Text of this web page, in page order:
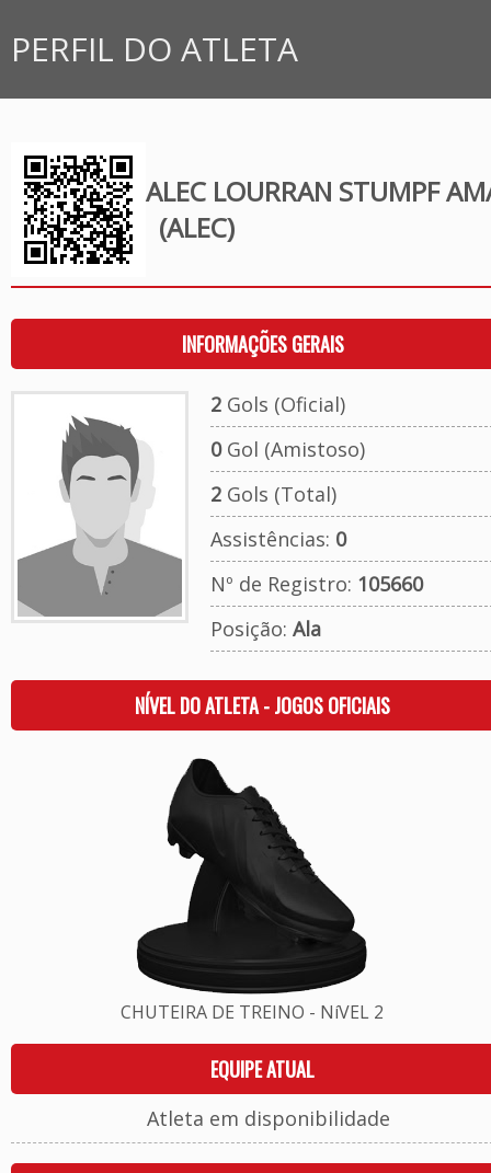
PERFIL DO ATLETA
ALEC LOURRAN STUMPF
(ALEC)
INFORMAÇÕES GERAIS
2Gols (Oficial)
0Gol (Amistoso)
2Gols (Total)
Assistências: 0
Nº de Registro: 105660
Posição: Ala
NÍVEL DO ATLETA - JOGOS OFICIAIS
CHUTEIRA DE TREINO - NíVEL 2
EQUIPE ATUAL
Atleta em disponibilidade